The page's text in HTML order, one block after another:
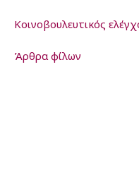
Kοινοβουλευτικός
Άρθρα φίλων